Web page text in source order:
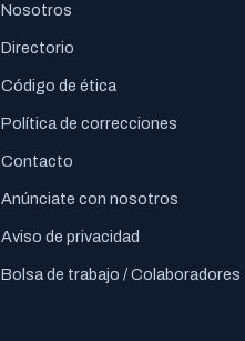
Nosotros
Directorio
Código de ética
Política de correcciones
Contacto
Anúnciate con nosotros
Aviso de privacidad
Bolsa de trabajo / Colaboradores